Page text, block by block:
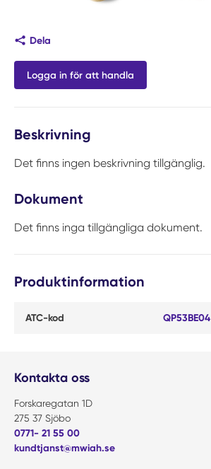
Dela
Logga in för att handla
Beskrivning
Det finns ingen beskrivning tillgänglig.
Dokument
Det finns inga tillgängliga dokument.
Produktinformation
ATC-kod QP53BE04
Kontakta oss
Forskaregatan 1D
275 37 Sjöbo
0771- 21 55 00
kundtjanst@mwiah.se